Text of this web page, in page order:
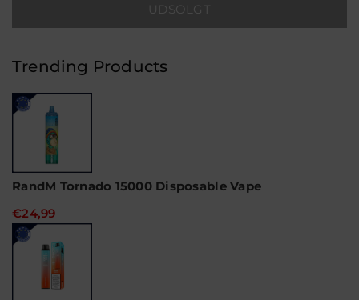
XXL
XXL
UDSOLGT
Trending Products
RandM Tornado 15000 Disposable Vape
€24,99